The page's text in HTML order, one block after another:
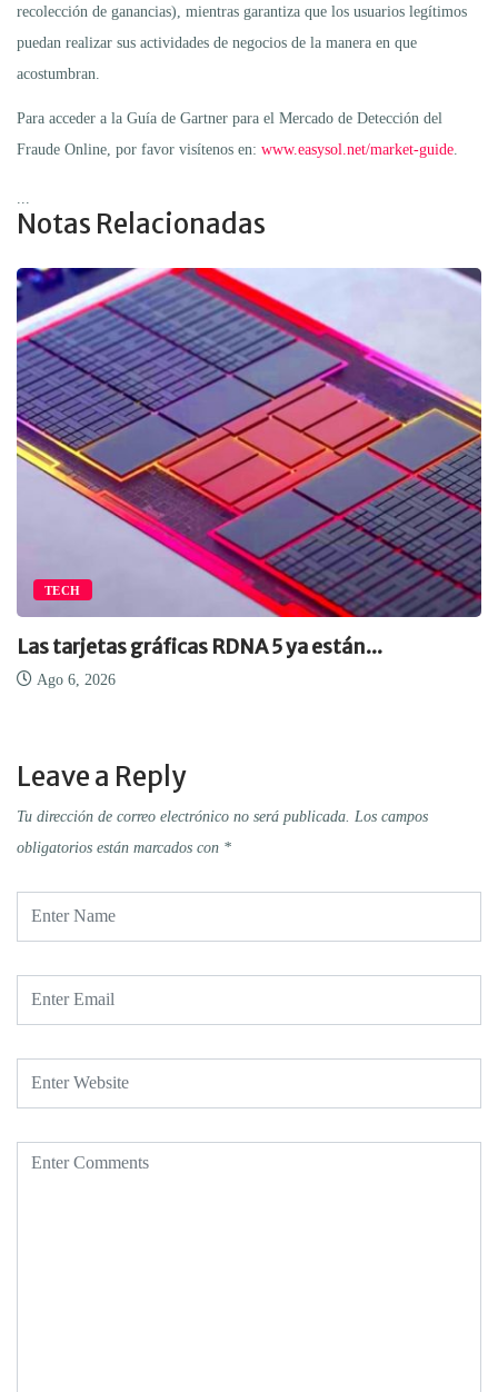
recolección de ganancias), mientras garantiza que los usuarios legítimos
puedan realizar sus actividades de negocios de la manera en que
acostumbran.
Para acceder a la Guía de Gartner para el Mercado de Detección del
Fraude Online, por favor visítenos en: www.easysol.net/market-guide
Notas Relacionadas
TECH
Las tarjetas gráficas RDNA 5 ya están...
Ago 6, 2026
Leave a Reply
Tu dirección de correo electrónico no será publicada. Los campos
obligatorios están marcados con *